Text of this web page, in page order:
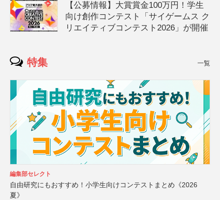
【公募情報】大賞賞金100万円！学生
向け創作コンテスト「サイゲームス ク
リエイティブコンテスト2026」が開催
特集 一覧
編集部セレクト
自由研究にもおすすめ！小学生向けコンテストまとめ《2026
夏》